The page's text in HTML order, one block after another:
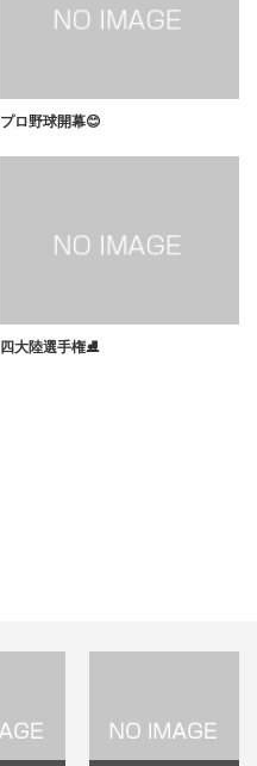
プロ野球開幕😊
四大陸選手権⛸